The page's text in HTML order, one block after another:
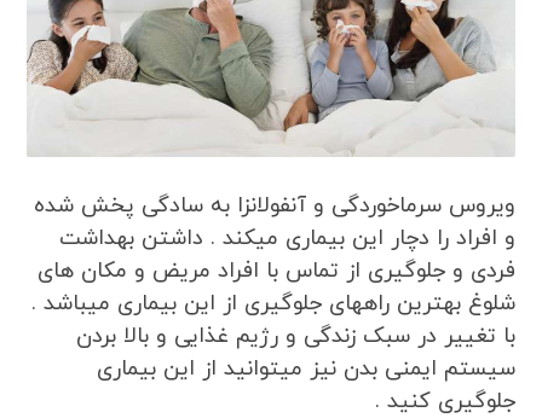
ویروس سرماخوردگی و آنفولانزا به سادگی پخش شده
و افراد را دچار این بیماری میکند . داشتن بهداشت
فردی و جلوگیری از تماس با افراد مریض و مکان های
شلوغ بهترین راههای جلوگیری از این بیماری میباشد .
با تغییر در سبک زندگی و رژیم غذایی و بالا بردن
سیستم ایمنی بدن نیز میتوانید از این بیماری
جلوگیری کنید .